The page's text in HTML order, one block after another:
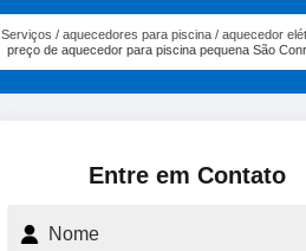
Serviços aquecedores para piscina
aquecedor
preço de aquecedor para piscina pequena São
Entre em Contato